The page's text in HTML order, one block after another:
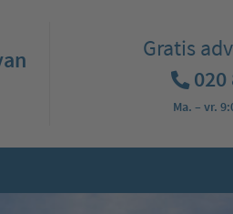
Gratis
020
Ma. – vr.